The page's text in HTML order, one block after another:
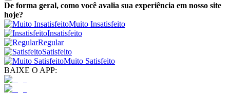
De forma geral, como você avalia sua experiência em nosso site
hoje?
Muito Insatisfeito
Insatisfeito
Regular
Satisfeito
Muito Satisfeito
BAIXE O APP: